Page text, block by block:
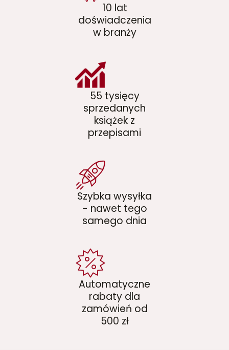
10 lat
doświadczenia
w branży
55 tysięcy
sprzedanych
książek z
przepisami
Szybka wysyłka
- nawet tego
samego dnia
Automatyczne
rabaty dla
zamówień od
500 zł